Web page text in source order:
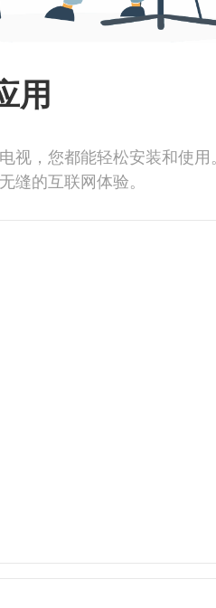
用
，您都能轻松安装和使用。
的互联网体验。